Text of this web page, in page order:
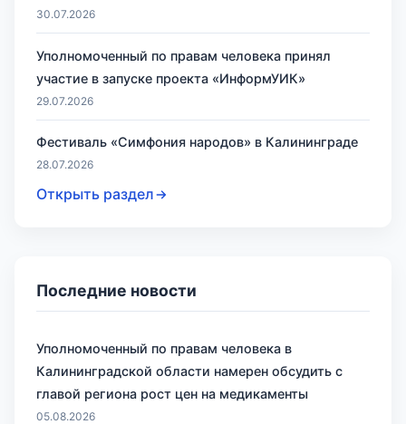
30.07.2026
Уполномоченный по правам человека принял
участие в запуске проекта «ИнформУИК»
29.07.2026
Фестиваль «Симфония народов» в Калининграде
28.07.2026
Открыть раздел
Последние новости
Уполномоченный по правам человека в
Калининградской области намерен обсудить с
главой региона рост цен на медикаменты
05.08.2026